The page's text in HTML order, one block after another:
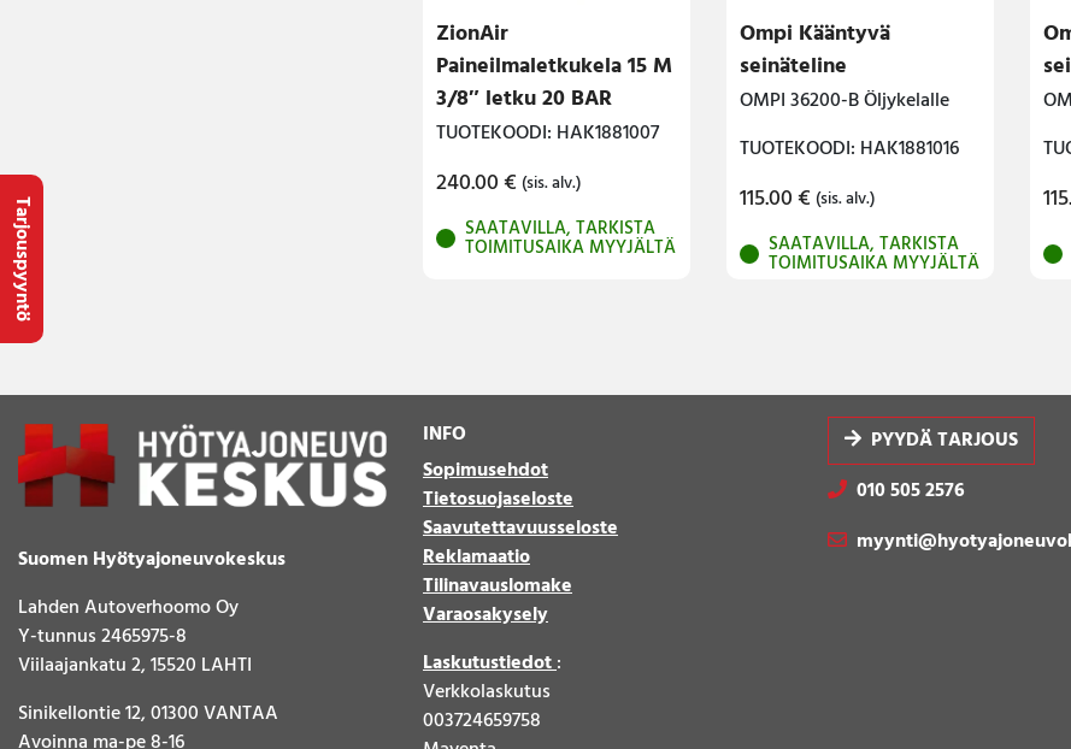
ZionAir
Paineilmaletkukela 15 M
3/8″ letku 20 BAR
TUOTEKOODI: HAK1881007
240.00€ (sis. alv.)
SAATAVILLA, TARKISTA
TOIMITUSAIKA MYYJÄLTÄ
Ompi Kääntyvä
seinäteline
OMPI 36200-B Öljykelalle
TUOTEKOODI: HAK1881016
115.00€ (sis. alv.)
SAATAVILLA, TARKISTA
TOIMITUSAIKA MYYJÄLTÄ
Suomen Hyötyajoneuvokeskus
Lahden Autoverhoomo Oy
Y-tunnus 2465975-8
Viilaajankatu 2, 15520 LAHTI
Sinikellontie 12, 01300 VANTAA
Avoinna ma-pe 8-16
INFO
Sopimusehdot
Tietosuojaseloste
Saavutettavuusseloste
Reklamaatio
Tilinavauslomake
Varaosakysely
Laskutustiedot:
Verkkolaskutus
003724659758
PYYDÄ TARJOUS
010 505 2576
Tarjouspyyntö